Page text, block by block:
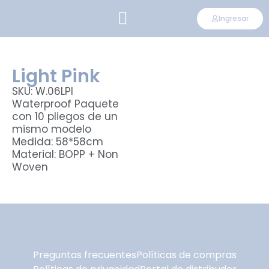
Ingresar
Light Pink
SKU: W.06LPI
Waterproof Paquete
con 10 pliegos de un
mismo modelo
Medida: 58*58cm
Material: BOPP + Non
Woven
Preguntas frecuentesPolíticas de compras